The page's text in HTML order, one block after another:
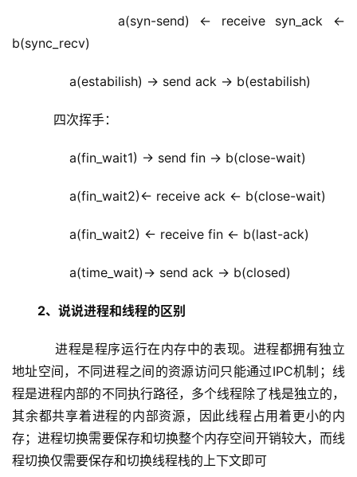
a(syn-send) <- receive syn_ack <-
b(sync_recv)
a(estabilish) -> send ack -> b(estabilish)
四次挥手：
a(fin_wait1) -> send fin -> b(close-wait)
a(fin_wait2)<- receive ack <- b(close-wait)
a(fin_wait2) <- receive fin <- b(last-ack)
a(time_wait)-> send ack -> b(closed)
2、说说进程和线程的区别
进程是程序运行在内存中的表现。进程都拥有独立
地址空间，不同进程之间的资源访问只能通过IPC机制；线
程是进程内部的不同执行路径，多个线程除了栈是独立的，
其余都共享着进程的内部资源，因此线程占用着更小的内
存；进程切换需要保存和切换整个内存空间开销较大，而线
程切换仅需要保存和切换线程栈的上下文即可